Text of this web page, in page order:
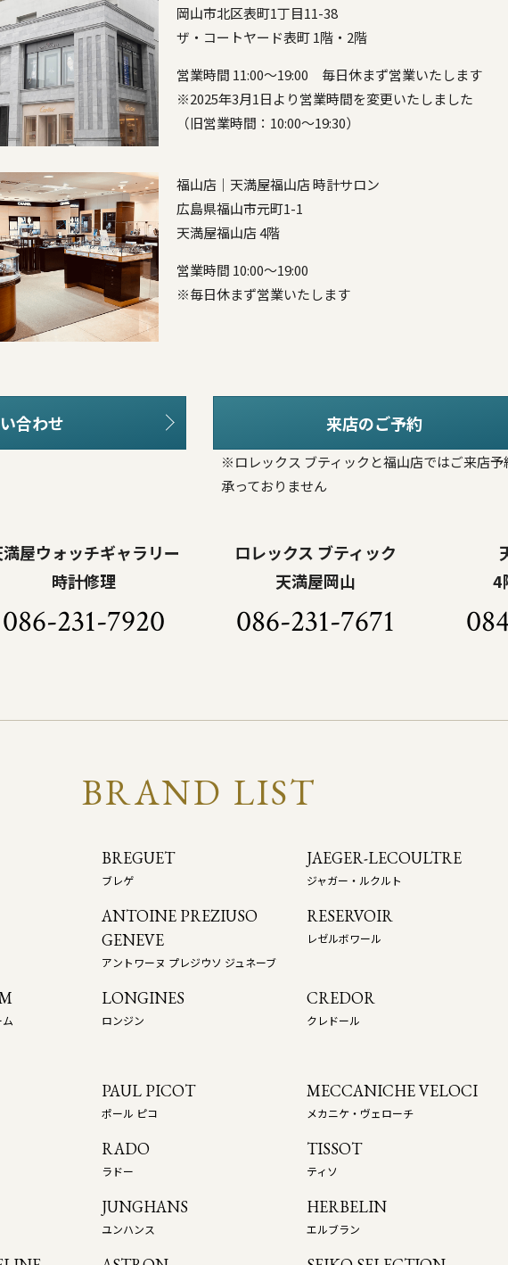
岡山市北区表町1丁目11-38
ザ・コートヤード表町 1階・2階
営業時間 11:00～19:00 毎日休まず営業いたします
※2025年3月1日より営業時間を変更いたしました
（旧営業時間：10:00～19:30）
福山店｜天満屋福山店 時計サロン
広島県福山市元町1-1
天満屋福山店 4階
営業時間 10:00～19:00
※毎日休まず営業いたします
合わせ 来店のご予約
※ロレックス ブティックと福山店ではご来店予
承っておりません
屋ウォッチギャラリー
時計修理
086-231-7920
ロレックス ブティック
天満屋岡山
086-231-7671
4
BRAND LIST
BREGUET
ブレゲ
JAEGER-LECOULTRE
ジャガー・ルクルト
ANTOINE PREZIUSO
GENEVE
アントワーヌ プレジウソ ジュネーブ
RESERVOIR
レゼルボワール
LONGINES
ロンジン
CREDOR
クレドール
PAUL PICOT
ポール ピコ
MECCANICHE VELOCI
メカニケ・ヴェローチ
RADO
ラドー
TISSOT
ティソ
JUNGHANS
ユンハンス
HERBELIN
エルブラン